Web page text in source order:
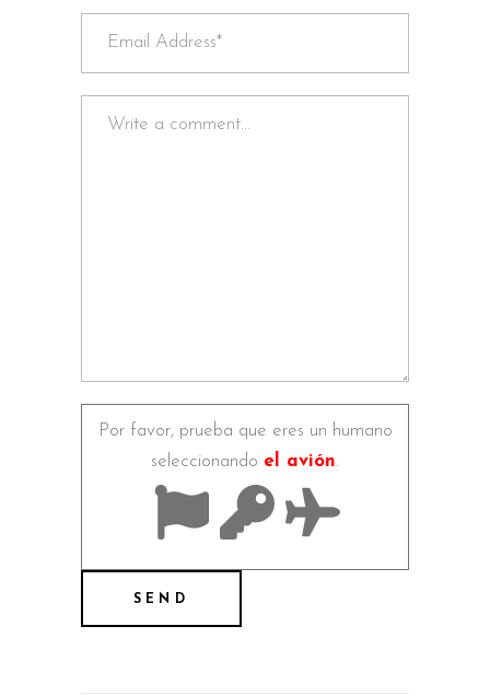
Por favor, prueba que eres un humano
seleccionando el avión.